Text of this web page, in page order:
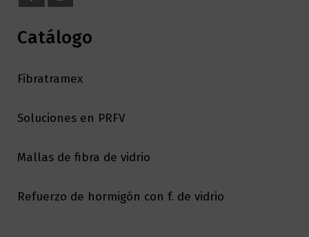
Catálogo
Fibratramex
Soluciones en PRFV
Mallas de fibra de vidrio
Refuerzo de hormigón con f. de vidrio